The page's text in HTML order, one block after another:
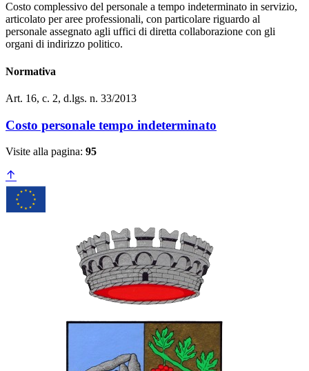
Costo complessivo del personale a tempo indeterminato in servizio,
articolato per aree professionali, con particolare riguardo al
personale assegnato agli uffici di diretta collaborazione con gli
organi di indirizzo politico.
Normativa
Art. 16, c. 2, d.lgs. n. 33/2013
Costo personale tempo indeterminato
Visite alla pagina: 95